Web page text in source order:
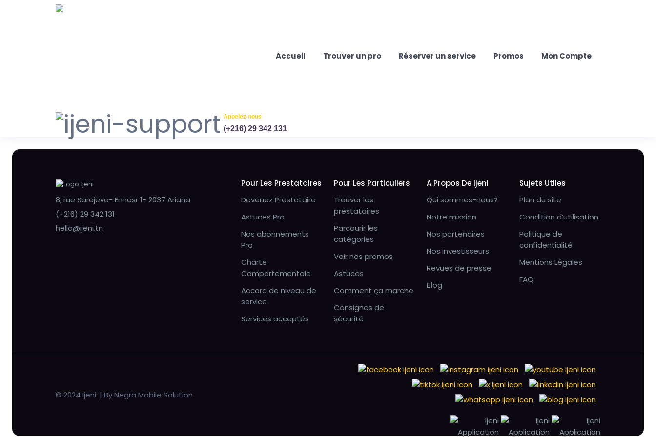
Accueil Trouver un pro Réserver un service Promos Mon Compte
Appelez-nous
(+216) 29 342 131
8, rue Sarajevo- Ennasr 1- 2037 Ariana
(+216) 29 342 131
hello@ijeni.tn
Pour Les Prestataires
Devenez Prestataire
Astuces Pro
Nos abonnements
Pro
Charte
Comportementale
Accord de niveau de
service
Services acceptés
Pour Les Particuliers
Trouver les
prestataires
Parcourir les
catégories
Voir nos promos
Astuces
Comment ça marche
Consignes de
sécurité
A Propos De Ijeni
Qui sommes-nous?
Notre mission
Nos partenaires
Nos investisseurs
Revues de presse
Blog
Sujets Utiles
Plan du site
Condition d’utilisation
Politique de
confidentialité
Mentions Légales
FAQ
© 2024 Ijeni. | By Negra Mobile Solution